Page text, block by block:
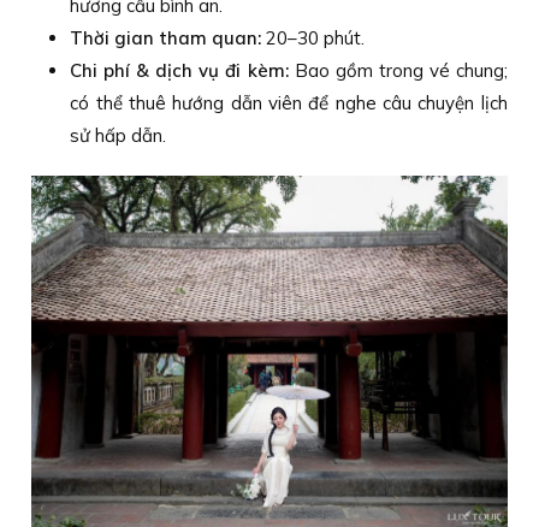
hương cầu bình an.
Thời gian tham quan: 20–30 phút.
Chi phí & dịch vụ đi kèm:Bao gồm trong vé chung;
có thể thuê hướng dẫn viên để nghe câu chuyện lịch
sử hấp dẫn.